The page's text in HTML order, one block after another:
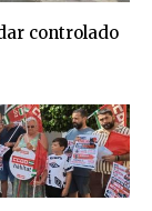
controlado